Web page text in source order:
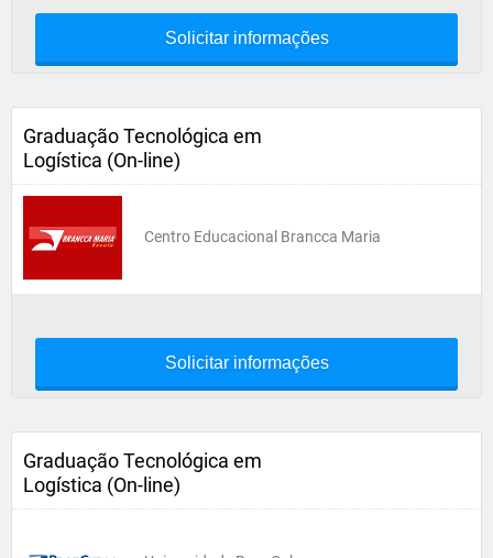
Solicitar informações
Graduação Tecnológica em
Logística (On-line)
Centro Educacional Brancca Maria
Solicitar informações
Graduação Tecnológica em
Logística (On-line)